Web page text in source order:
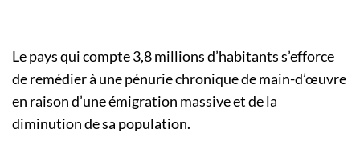
Le pays qui compte 3,8 millions d’habitants s’efforce
de remédier à une pénurie chronique de main-d’œuvre
en raison d’une émigration massive et de la
diminution de sa population.